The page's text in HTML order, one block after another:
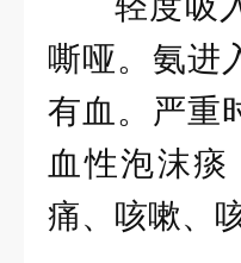
嘶哑。氨进
有血。严重
血性泡沫
痛、咳嗽、